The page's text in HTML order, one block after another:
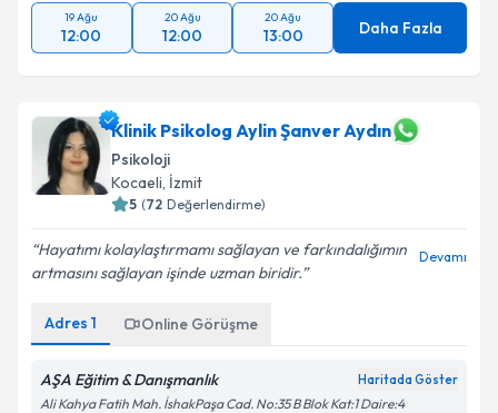
19 Ağu
12:00
20 Ağu
12:00
20 Ağu
13:00 Daha Fazla
Klinik Psikolog Aylin Şanver Aydın
Psikoloji
Kocaeli, İzmit
5 (72 Değerlendirme)
Hayatımı kolaylaştırmamı sağlayan ve farkındalığımın
artmasını sağlayan işinde uzman biridir.
Devamı
Adres 1 Online Görüşme
AŞA Eğitim & Danışmanlık Haritada Göster
Ali Kahya Fatih Mah. İshakPaşa Cad. No:35 B Blok Kat:1 Daire:4